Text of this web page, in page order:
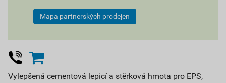
Mapa partnerských prodejen
Vylepšená cementová lepicí a stěrková hmota pro EPS,